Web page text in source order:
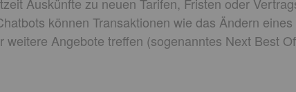
können Transaktionen wie das Ändern
weitere Angebote treffen (sogenanntes Next Best